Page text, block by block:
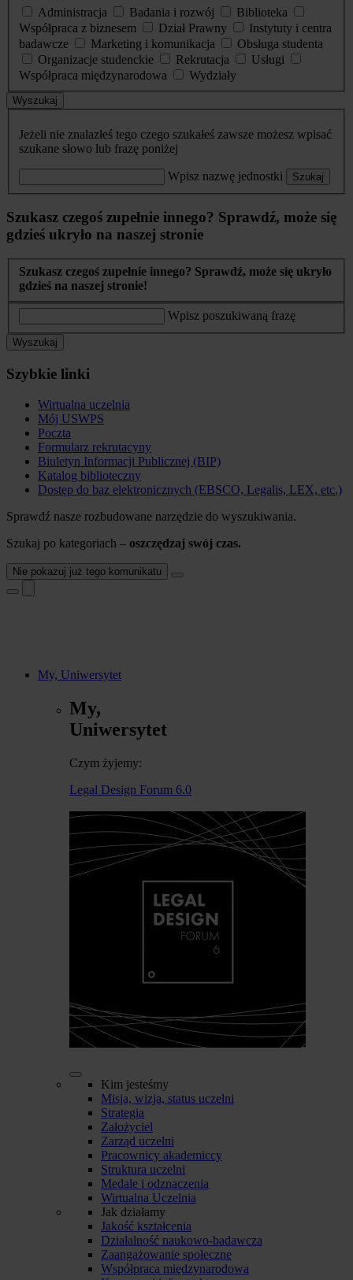
Administracja
Badania i rozwój
Biblioteka
Współpraca z biznesem
Dział Prawny
Instytuty i centra
badawcze
Marketing i komunikacja
Obsługa studenta
Organizacje studenckie
Rekrutacja
Usługi
Współpraca międzynarodowa
Wydziały
Wyszukaj
Jeżeli nie znalazłeś tego czego szukałeś zawsze możesz wpisać
szukane słowo lub frazę poniżej
Wpisz nazwę jednostki Szukaj
Szukasz czegoś zupełnie innego? Sprawdź, może się
gdzieś ukryło na naszej stronie
Szukasz czegoś zupełnie innego? Sprawdź, może się ukryło
gdzieś na naszej stronie!
Wpisz poszukiwaną frazę
Wyszukaj
Szybkie linki
Wirtualna uczelnia
Mój USWPS
Poczta
Formularz rekrutacyny
Biuletyn Informacji Publicznej (BIP)
Katalog biblioteczny
Dostęp do baz elektronicznych (EBSCO, Legalis, LEX, etc.)
Sprawdź nasze rozbudowane narzędzie do wyszukiwania.
Szukaj po kategoriach – oszczędzaj swój czas.
Nie pokazuj już tego komunikatu
My, Uniwersytet
My,
Uniwersytet
Czym żyjemy:
Legal Design Forum 6.0
Kim jesteśmy
Misja, wizja, status uczelni
Strategia
Założyciel
Zarząd uczelni
Pracownicy akademiccy
Struktura uczelni
Medale i odznaczenia
Wirtualna Uczelnia
Jak działamy
Jakość kształcenia
Działalność naukowo-badawcza
Zaangażowanie społeczne
Współpraca międzynarodowa